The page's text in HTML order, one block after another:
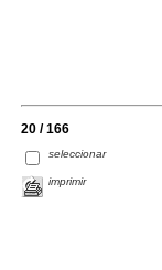
20 / 166
seleccionar
imprimir